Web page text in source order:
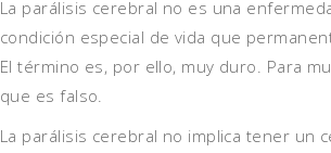
La parálisis cerebral no es una
condición especial de vida que
El término es, por ello, muy duro. Para
que es falso.
La parálisis cerebral no implica tener un